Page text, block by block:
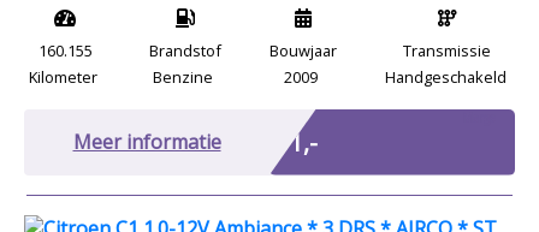
160.155
Kilometer
Brandstof
Benzine
Bouwjaar
2009
Transmissie
Handgeschakeld
Meer informatie € 1,-